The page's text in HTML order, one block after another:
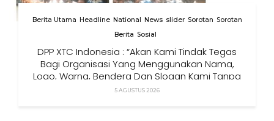
Berita Utama Headline National News slider Sorotan Sorotan
Berita Sosial
DPP XTC Indonesia : “Akan Kami Tindak Tegas
Bagi Organisasi Yang Menggunakan Nama,
Logo, Warna, Bendera Dan Slogan Kami Tanpa
Izin”
5 AGUSTUS 2026